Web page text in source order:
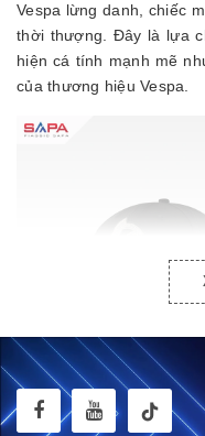
Vespa lừng danh, chiếc
thời thượng. Đây là lựa
hiện cá tính mạnh mẽ
của thương hiệu Vespa.